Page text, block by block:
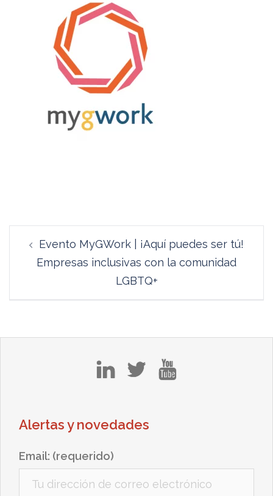
entradas
Evento MyGWork | ¡Aquí puedes ser tú!
Empresas inclusivas con la comunidad
LGBTQ+
Alertas y novedades
Email: (requerido)